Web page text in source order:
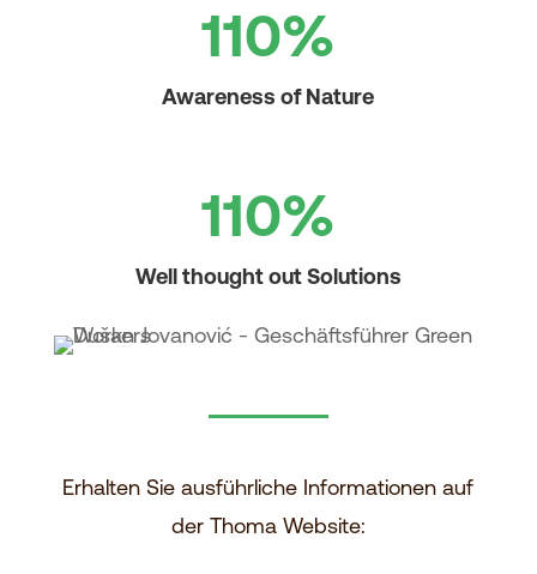
110%
Awareness of Nature
110%
Well thought out Solutions
Erhalten Sie ausführliche Informationen auf
der Thoma Website: